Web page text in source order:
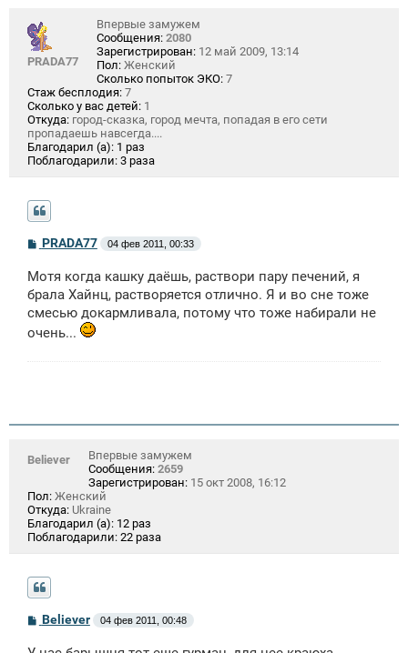
PRADA77
Впервые замужем
Сообщения: 2080
Зарегистрирован: 12 май 2009, 13:14
Пол: Женский
Сколько попыток ЭКО: 7
Стаж бесплодия: 7
Сколько у вас детей: 1
Откуда: город-сказка, город мечта, попадая в его сети
пропадаешь навсегда....
Благодарил (а): 1 раз
Поблагодарили: 3 раза
С
б
щ
н
и
PRADA77 04 фев 2011, 00:33
Мотя когда кашку даёшь, раствори пару печений, я
брала Хайнц, растворяется отлично. Я и во сне тоже
смесью докармливала, потому что тоже набирали не
очень...
Believer
Впервые замужем
Сообщения: 2659
Зарегистрирован: 15 окт 2008, 16:12
Пол: Женский
Откуда: Ukraine
Благодарил (а): 12 раз
Поблагодарили: 22 раза
СBeliever 04 фев 2011, 00:48